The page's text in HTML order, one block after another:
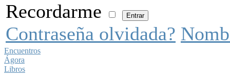
Recordarme
Contraseña olvidada?
Encuentros
Ágora
Libros